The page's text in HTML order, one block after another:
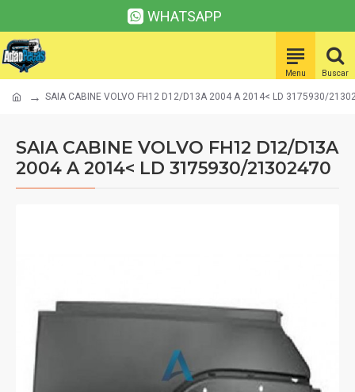
WHATSAPP
SAIA CABINE VOLVO FH12 D12/D13A 2004 A 2014< LD 3175930/
SAIA CABINE VOLVO FH12 D12/D13A
2004 A 2014< LD 3175930/21302470